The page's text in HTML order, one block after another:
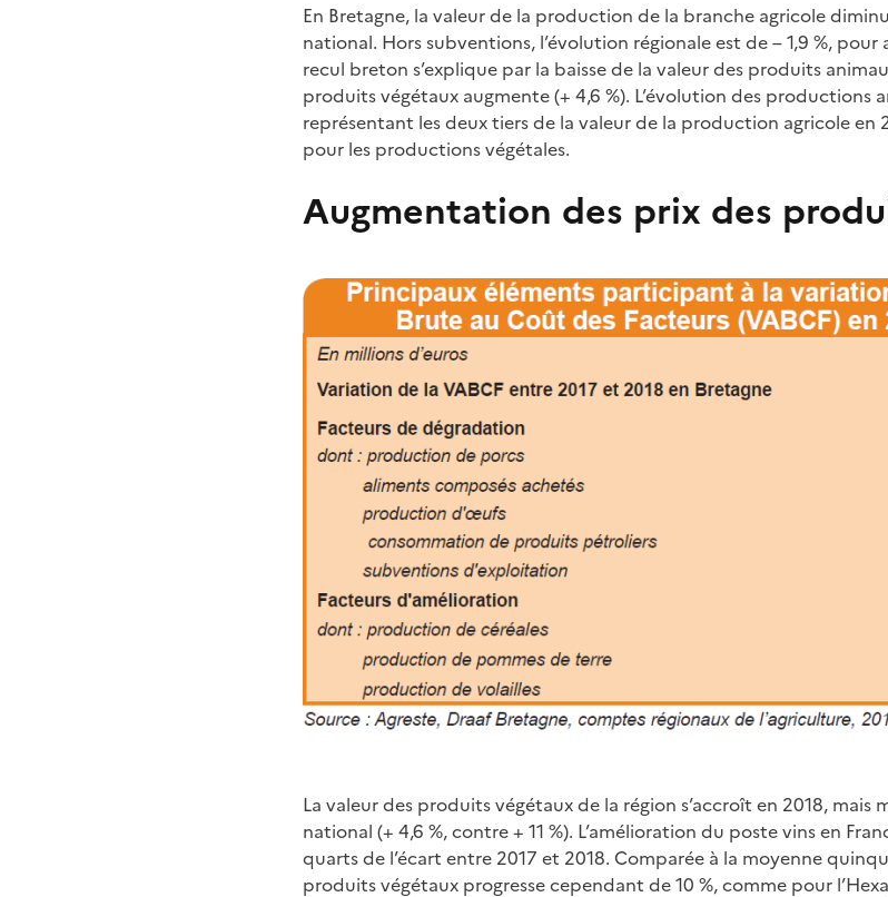
En Bretagne, la valeur de la production de la branche agricole
national. Hors subventions, l’évolution régionale est de – 1,9 %,
recul breton s’explique par la baisse de la valeur des produits
produits végétaux augmente (+ 4,6 %). L’évolution des productions
représentant les deux tiers de la valeur de la production agricole en
pour les productions végétales.
Augmentation des prix des
La valeur des produits végétaux de la région s’accroît en 2018, mais
national (+ 4,6 %, contre + 11 %). L’amélioration du poste vins en
quarts de l’écart entre 2017 et 2018. Comparée à la moyenne
produits végétaux progresse cependant de 10 %, comme pour